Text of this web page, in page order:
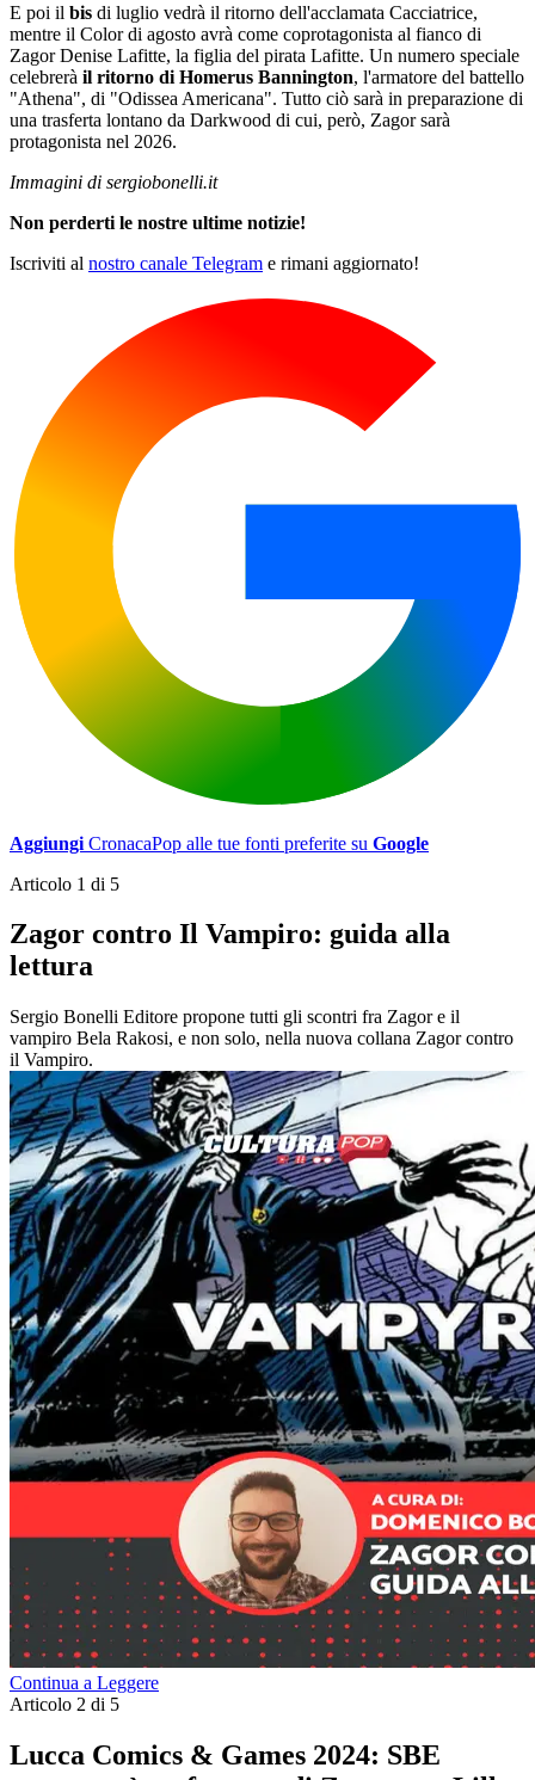
E poi il bis di luglio vedrà il ritorno dell'acclamata Cacciatrice,
mentre il Color di agosto avrà come coprotagonista al fianco di
Zagor Denise Lafitte, la figlia del pirata Lafitte. Un numero speciale
celebrerà il ritorno di Homerus Bannington, l'armatore del battello
"Athena", di "Odissea Americana". Tutto ciò sarà in preparazione di
una trasferta lontano da Darkwood di cui, però, Zagor sarà
protagonista nel 2026.
Immagini di sergiobonelli.it
Non perderti le nostre ultime notizie!
Iscriviti al nostro canale Telegram e rimani aggiornato!
Aggiungi CronacaPop alle tue fonti preferite su Google
Articolo 1 di 5
Zagor contro Il Vampiro: guida alla
lettura
Sergio Bonelli Editore propone tutti gli scontri fra Zagor e il
vampiro Bela Rakosi, e non solo, nella nuova collana Zagor contro
il Vampiro.
Continua a Leggere
Articolo 2 di 5
Lucca Comics & Games 2024: SBE